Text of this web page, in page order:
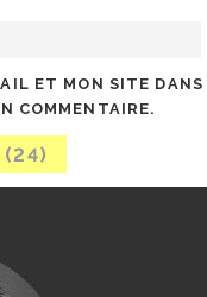
ET MON SITE DANS
COMMENTAIRE.